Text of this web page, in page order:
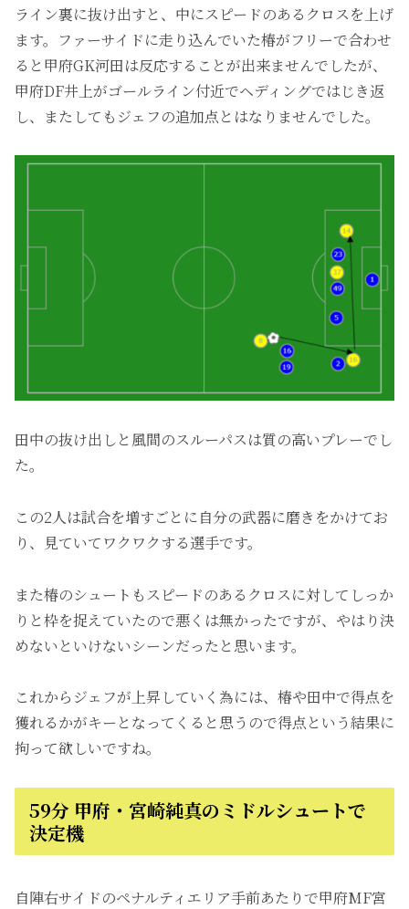
ライン裏に抜け出すと、中にスピードのあるクロスを上げ
ます。ファーサイドに走り込んでいた椿がフリーで合わせ
ると甲府GK河田は反応することが出来ませんでしたが、
甲府DF井上がゴールライン付近でヘディングではじき返
し、またしてもジェフの追加点とはなりませんでした。
田中の抜け出しと風間のスルーパスは質の高いプレーでし
た。
この2人は試合を増すごとに自分の武器に磨きをかけてお
り、見ていてワクワクする選手です。
また椿のシュートもスピードのあるクロスに対してしっか
りと枠を捉えていたので悪くは無かったですが、やはり決
めないといけないシーンだったと思います。
これからジェフが上昇していく為には、椿や田中で得点を
獲れるかがキーとなってくると思うので得点という結果に
拘って欲しいですね。
59分 甲府・宮崎純真のミドルシュートで
決定機
自陣右サイドのペナルティエリア手前あたりで甲府MF宮